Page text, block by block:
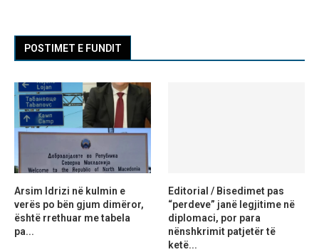
POSTIMET E FUNDIT
Arsim Idrizi në kulmin e
verës po bën gjum dimëror,
është rrethuar me tabela
pa...
Editorial / Bisedimet pas
“perdeve” janë legjitime në
diplomaci, por para
nënshkrimit patjetër të
ketë...